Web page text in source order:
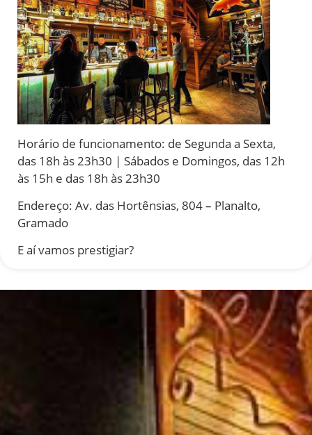
Horário de funcionamento: de Segunda a Sexta,
das 18h às 23h30 | Sábados e Domingos, das 12h
às 15h e das 18h às 23h30
Endereço: Av. das Hortênsias, 804 – Planalto,
Gramado
E aí vamos prestigiar?